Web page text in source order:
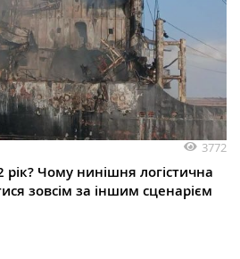
3772
Чому нинішня логістична
зовсім за іншим сценарієм